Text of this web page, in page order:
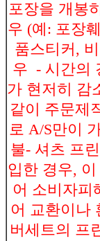
포장을 개봉
우 (예: 포장
품스티커,
우 - 시간의
가 현저히 감
같이 주문제
로 A/S만이
불- 셔츠 프
입한 경우,
어 소비자피
어 교환이나
버세트의 프